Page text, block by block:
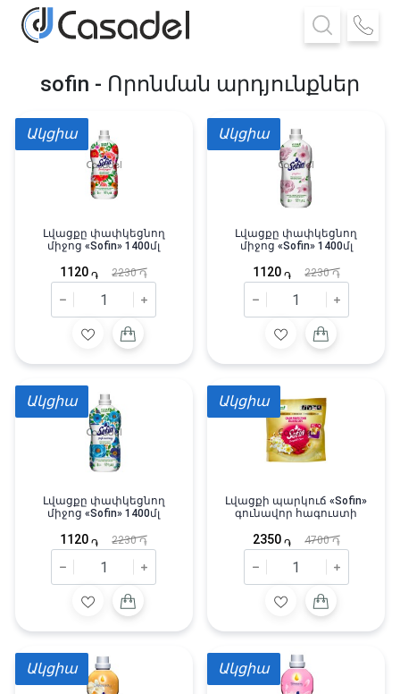
sofin - Որոնման արդյունքներ
Լվացքը փափկեցնող
միջոց «Sofin» 1400մլ
1120֏ 2230֏
Ակցիա
Լվացքը փափկեցնող
միջոց «Sofin» 1400մլ
1120 ֏ 2230֏
Ակցիա
Լվացքը փափկեցնող
միջոց «Sofin» 1400մլ
1120֏ 2230֏
Ակցիա
Լվացքի պարկուճ «Sofin»
գունավոր հագուստի
2350 ֏ 4700֏
Ակցիա
Ակցիա Ակցիա